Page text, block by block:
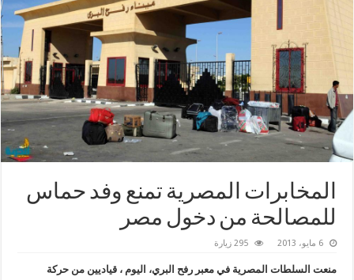
المخابرات المصرية تمنع وفد حماس
للمصالحة من دخول مصر
6 مايو، 2013 295 زيارة
منعت السلطات المصرية في معبر رفح البري، اليوم ، قياديين من حركة